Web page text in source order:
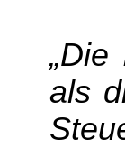
als